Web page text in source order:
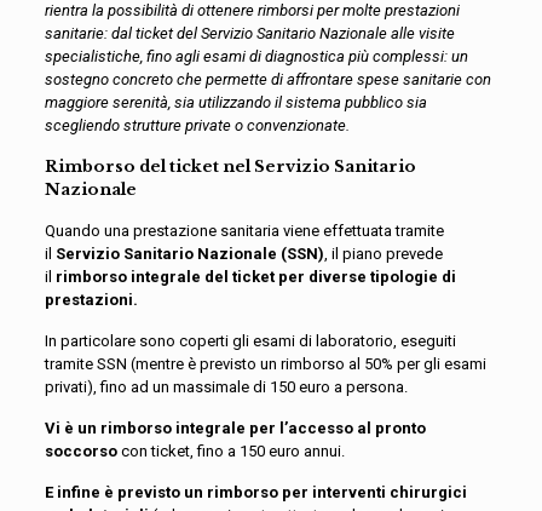
rientra la possibilità di ottenere rimborsi per molte prestazioni
sanitarie: dal ticket del Servizio Sanitario Nazionale alle visite
specialistiche, fino agli esami di diagnostica più complessi: un
sostegno concreto che permette di affrontare spese sanitarie con
maggiore serenità, sia utilizzando il sistema pubblico sia
scegliendo strutture private o convenzionate.
Rimborso del ticket nel Servizio Sanitario
Nazionale
Quando una prestazione sanitaria viene effettuata tramite
il Servizio Sanitario Nazionale (SSN), il piano prevede
il rimborso integrale del ticket per diverse tipologie di
prestazioni.
In particolare sono coperti gli esami di laboratorio, eseguiti
tramite SSN (mentre è previsto un rimborso al 50% per gli esami
privati), fino ad un massimale di 150 euro a persona.
Vi è un rimborso integrale per l’accesso al pronto
soccorsocon ticket, fino a 150 euro annui.
E infine è previsto un rimborso per interventi chirurgici